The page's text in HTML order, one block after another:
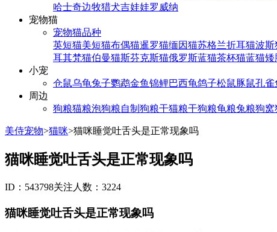
哈士奇边牧猎犬吉娃娃罗威纳
宠物猫
宠物猫品种
英短猫美短猫布偶猫暹罗猫缅因猫苏格兰折耳猫波斯
耳其梵猫伯曼猫斯芬克斯猫俄罗斯蓝猫茶杯猫蓝猫矮
小宠
仓鼠乌龟兔子鹦鹉金鱼锦鲤巴西龟鸽子松鼠豚鼠孔雀
周边
狗粮猫粮泡狗粮自制狗粮干猫粮干狗粮龟粮兔粮狗窝
美侍宠物>猫咪>猫咪睡觉吐舌头是正常现象吗
猫咪睡觉吐舌头是正常现象吗
ID：543798关注人数：3224
猫咪睡觉吐舌头是正常现象吗